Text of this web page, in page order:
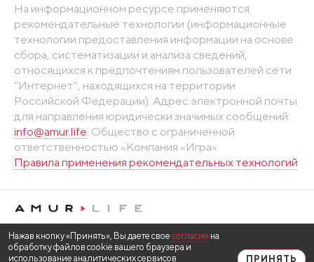
На информационном ресурсе применяются
рекомендательные технологии (информационные
технологии предоставления информации на основе
сбора, систематизации и анализа сведений,
относящихся к предпочтениям пользователей сети
"Интернет", находящихся на территории
Российской Федерации). Адрес электронной почты
для направления юридически значимых сообщений:
info@amur.life . Общество с ограниченной
ответственностью «Компания «Игра».
Правила применения рекомендательных технологий
Нажав кнопку «Принять», Вы даете свое согласие на
обработку файлов cookie вашего браузера и
использование аналитических сервисов
ПРИНЯТЬ